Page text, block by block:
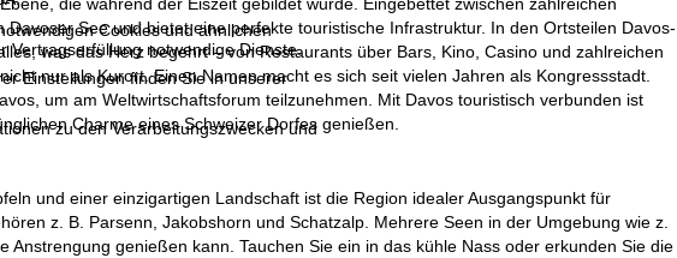
Cookies und ähnlichen
notwendige Dienste.
Einstellungen finden Sie in unserer
zu den Verarbeitungszwecken und
See und bietet eine perfekte touristische Infrastruktur. In den Ortsteilen Davos-
was das Herz begehrt – von Restaurants über Bars, Kino, Casino und zahlreichen
nur als Kurort. Einen Namen macht es sich seit vielen Jahren als Kongressstadt.
um am Weltwirtschaftsforum teilzunehmen. Mit Davos touristisch verbunden ist
Charme eines Schweizer Dorfes genießen.
und einer einzigartigen Landschaft ist die Region idealer Ausgangspunkt für
z. B. Parsenn, Jakobshorn und Schatzalp. Mehrere Seen in der Umgebung wie z.
genießen kann. Tauchen Sie ein in das kühle Nass oder erkunden Sie die